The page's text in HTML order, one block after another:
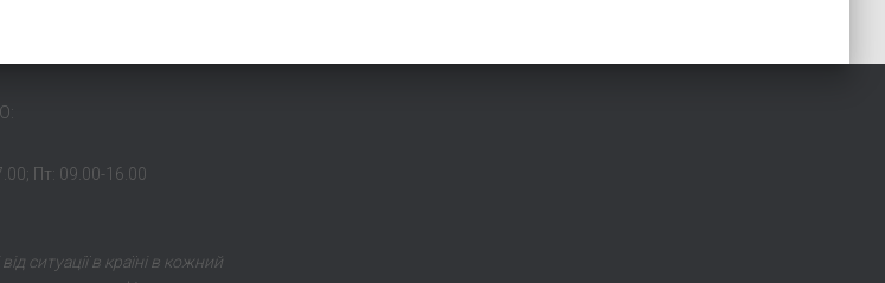
Пт: 09.00-16.00
ситуації в країні в кожний